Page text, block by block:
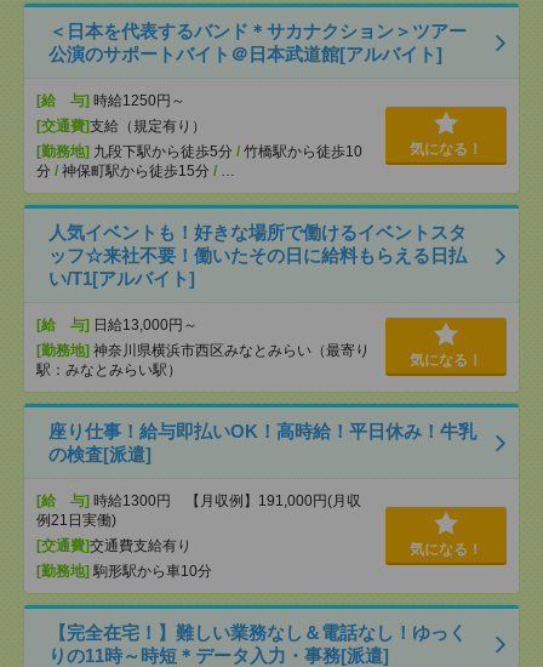
＜日本を代表するバンド＊サカナクション＞ツアー
公演のサポートバイト＠日本武道館[アルバイト]
[給 与] 時給1250円～
[交通費]支給（規定有り）
[勤務地] 九段下駅から徒歩5分 / 竹橋駅から徒歩10
分 / 神保町駅から徒歩15分 / …
気になる！
人気イベントも！好きな場所で働けるイベントスタ
ッフ☆来社不要！働いたその日に給料もらえる日払
い/T1[アルバイト]
[給 与] 日給13,000円～
[勤務地] 神奈川県横浜市西区みなとみらい（最寄り
駅：みなとみらい駅）
気になる！
座り仕事！給与即払いOK！高時給！平日休み！牛乳
の検査[派遣]
[給 与] 時給1300円 【月収例】191,000円(月収
例21日実働)
[交通費]交通費支給有り
[勤務地] 駒形駅から車10分
気になる！
【完全在宅！】難しい業務なし＆電話なし！ゆっく
りの11時～時短＊データ入力・事務[派遣]